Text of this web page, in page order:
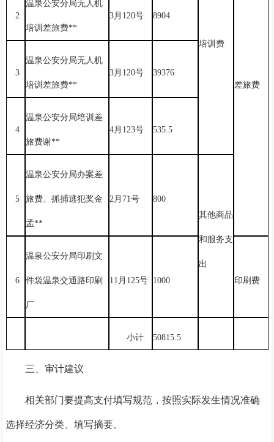
培训费
差旅费
2
温泉公安分局无人机
培训差旅费**
3月120号 8904
3
温泉公安分局无人机
培训差旅费**
3月120号 39376
4
温泉公安分局培训差
旅费谢**
4月123号 535.5
5
温泉公安分局办案差
旅费、抓捕逃犯奖金
孟**
2月71号
800
其他商品
和服务支
出
6
温泉公安分局印刷文
件袋温泉交通路印刷
厂
11月125号 1000 印刷费
小计 50815.5
三、审计建议
相关部门要提高支付填写规范 ，按照实际发生情况准确
选择经济分类、填写摘要。